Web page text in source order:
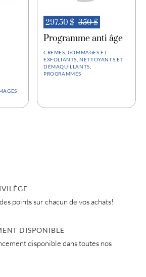
297.50 $ 350 $
Programme anti âge
CRÈMES, GOMMAGES ET
EXFOLIANTS, NETTOYANTS ET
DÉMAQUILLANTS,
PROGRAMMES
points sur chacun de vos achats!
DISPONIBLE
disponible dans toutes nos